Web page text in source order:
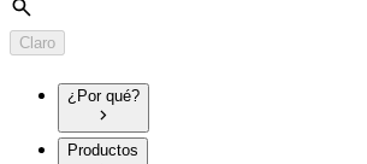
Búsqueda
Claro
¿Por qué?
Productos